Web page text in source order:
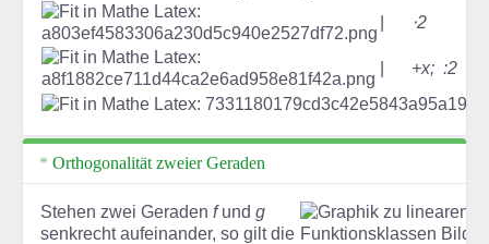
⋅2
+x; :2
Orthogonalität zweier Geraden
Stehen zwei Geraden fund g
senkrecht aufeinander, so gilt die